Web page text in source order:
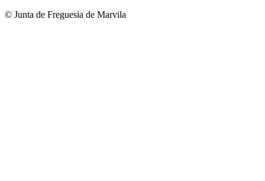
© Junta de Freguesia de Marvila